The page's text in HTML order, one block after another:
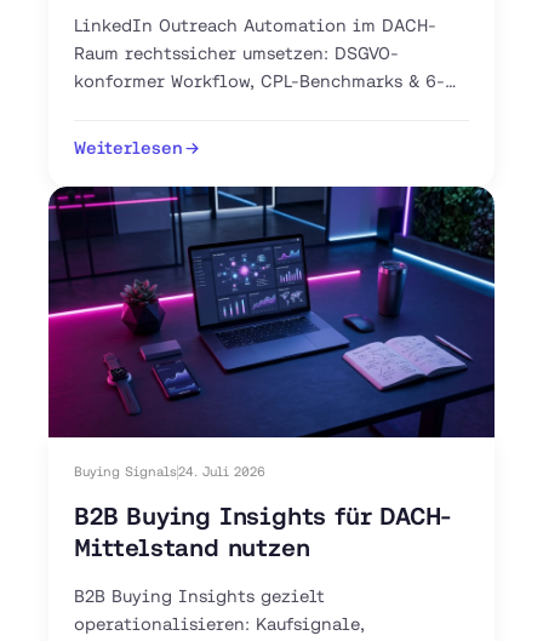
LinkedIn Outreach Automation im DACH-
Raum rechtssicher umsetzen: DSGVO-
konformer Workflow, CPL-Benchmarks & 6-
aufsetzen.
Weiterlesen
Buying Signals24. Juli 2026
B2B Buying Insights für DACH-
Mittelstand nutzen
B2B Buying Insights gezielt
operationalisieren: Kaufsignale,